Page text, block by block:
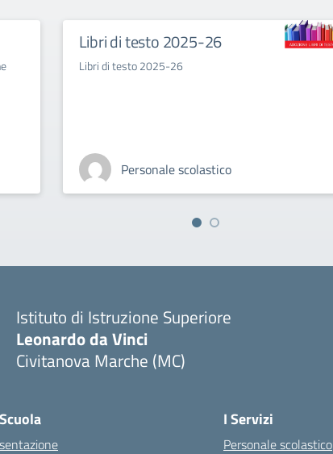
Libri di testo 2025-26
Libri di testo 2025-26
Personale scolastico
Istituto di Istruzione Superiore
Leonardo da Vinci
Civitanova Marche (MC)
I Servizi
Personale scolastico